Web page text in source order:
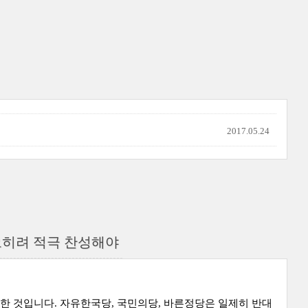
2017.05.24
려 적극 찬성해야
것입니다. 자유한국당, 국민의당, 바른정당은 일제히 반대